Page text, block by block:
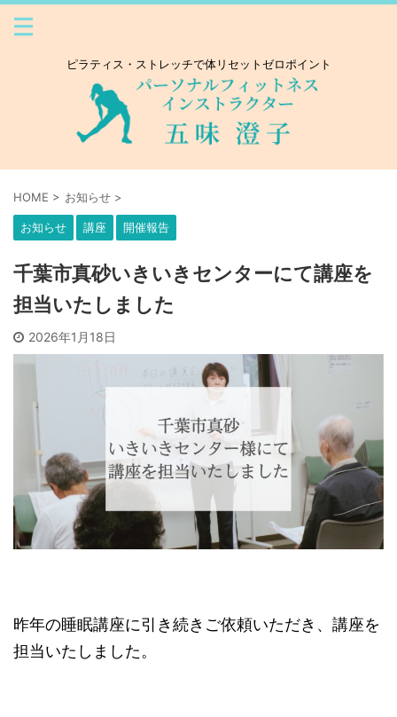
ピラティス・ストレッチで体リセットゼロポイント
HOME > お知らせ >
お知らせ 講座 開催報告
千葉市真砂いきいきセンターにて講座を
担当いたしました
2026年1月18日
昨年の睡眠講座に引き続きご依頼いただき、講座を
担当いたしました。